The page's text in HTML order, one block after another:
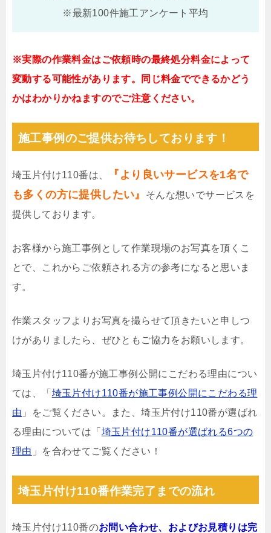
※最新100件施工アンケート平均
※実際の作業料金はご依頼時の最終処分料金によって
変動する可能性があります。同じ料金でできるかどう
かはわかりかねますのでご注意ください。
施工事例のご提供お待ちしております！
埼玉片付け110番は、
『より良いサービスを1名で
も多くの方に提供したい』
そんな想いでサービスを
提供しております。
お客様から施工事例として作業現場のお写真を頂くこ
とで、これからご依頼される方の参考になると思いま
す。
作業スタッフよりお写真を撮らせて頂きたいと申しつ
けがありましたら、ぜひともご協力をお願いします。
埼玉片付け110番が施工事例公開にこだわる理由につい
ては、「 埼玉片付け110番が施工事例公開にこだわる理
由 」をご覧ください。また、埼玉片付け110番が選ばれ
る理由については「 埼玉片付け110番が選ばれる6つの
理由 」を合わせてご覧ください！
埼玉片付け110番作業完了までの流れ
埼玉片付け110番のお問い合わせ、およびお見積りは完